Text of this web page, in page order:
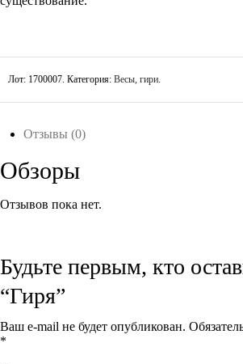
Лот: 1700007. Категория: Весы, гири.
Отзывы (0)
Обзоры
Отзывов пока нет.
Будьте первым, кто
“Гиря”
Ваш e-mail не будет опубликован.
*